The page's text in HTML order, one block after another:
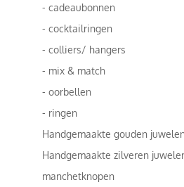
- cadeaubonnen
- cocktailringen
- colliers/ hangers
- mix & match
- oorbellen
- ringen
Handgemaakte gouden
Handgemaakte zilveren
manchetknopen